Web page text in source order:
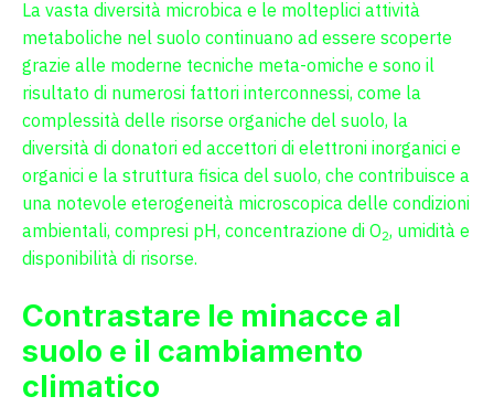
La vasta diversità microbica e le molteplici attività
metaboliche nel suolo continuano ad essere scoperte
grazie alle moderne tecniche meta-omiche e sono il
risultato di numerosi fattori interconnessi, come la
complessità delle risorse organiche del suolo, la
diversità di donatori ed accettori di elettroni inorganici e
organici e la struttura fisica del suolo, che contribuisce a
una notevole eterogeneità microscopica delle condizioni
ambientali, compresi pH, concentrazione di O2, umidità e
disponibilità di risorse.
Contrastare le minacce al
suolo e il cambiamento
climatico